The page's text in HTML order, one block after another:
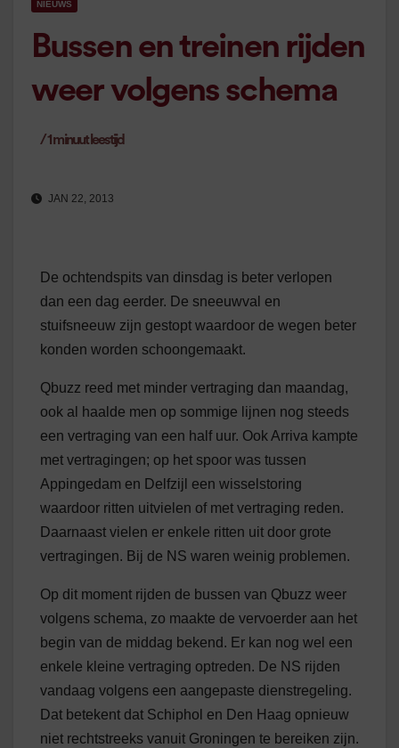
NIEUWS
Bussen en treinen rijden
weer volgens schema
/1 minuut leestijd
JAN 22, 2013
De ochtendspits van dinsdag is beter verlopen
dan een dag eerder. De sneeuwval en
stuifsneeuw zijn gestopt waardoor de wegen beter
konden worden schoongemaakt.
Qbuzz reed met minder vertraging dan maandag,
ook al haalde men op sommige lijnen nog steeds
een vertraging van een half uur. Ook Arriva kampte
met vertragingen; op het spoor was tussen
Appingedam en Delfzijl een wisselstoring
waardoor ritten uitvielen of met vertraging reden.
Daarnaast vielen er enkele ritten uit door grote
vertragingen. Bij de NS waren weinig problemen.
Op dit moment rijden de bussen van Qbuzz weer
volgens schema, zo maakte de vervoerder aan het
begin van de middag bekend. Er kan nog wel een
enkele kleine vertraging optreden. De NS rijden
vandaag volgens een aangepaste dienstregeling.
Dat betekent dat Schiphol en Den Haag opnieuw
niet rechtstreeks vanuit Groningen te bereiken zijn.